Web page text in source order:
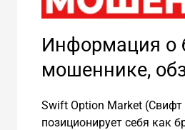
Информация о
мошеннике,
Swift Option Market
позиционирует себя как